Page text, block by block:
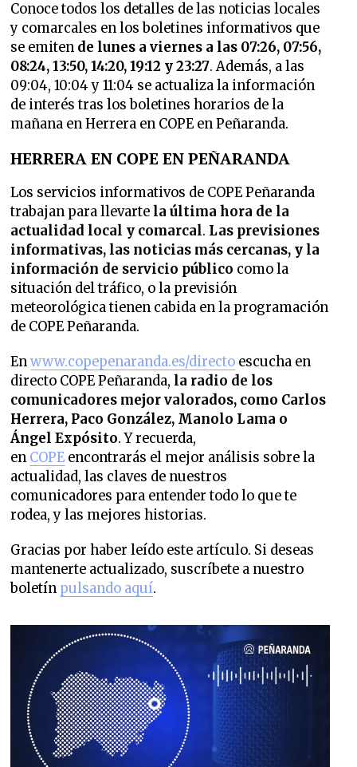
Conoce todos los detalles de las noticias locales
y comarcales en los boletines informativos que
se emiten de lunes a viernes a las 07:26, 07:56,
08:24, 13:50, 14:20, 19:12 y 23:27. Además, a las
09:04, 10:04 y 11:04 se actualiza la información
de interés tras los boletines horarios de la
mañana en Herrera en COPE en Peñaranda.
HERRERA EN COPE EN PEÑARANDA
Los servicios informativos de COPE Peñaranda
trabajan para llevarte la última hora de la
actualidad local y comarcal. Las previsiones
informativas, las noticias más cercanas, y la
información de servicio público como la
situación del tráfico, o la previsión
meteorológica tienen cabida en la programación
de COPE Peñaranda.
Enwww.copepenaranda.es/directo escucha en
directo COPE Peñaranda, la radio de los
comunicadores mejor valorados, como Carlos
Herrera, Paco González, Manolo Lama o
Ángel Expósito. Y recuerda,
en COPE encontrarás el mejor análisis sobre la
actualidad, las claves de nuestros
comunicadores para entender todo lo que te
rodea, y las mejores historias.
Gracias por haber leído este artículo. Si deseas
mantenerte actualizado, suscríbete a nuestro
boletín pulsando aquí.